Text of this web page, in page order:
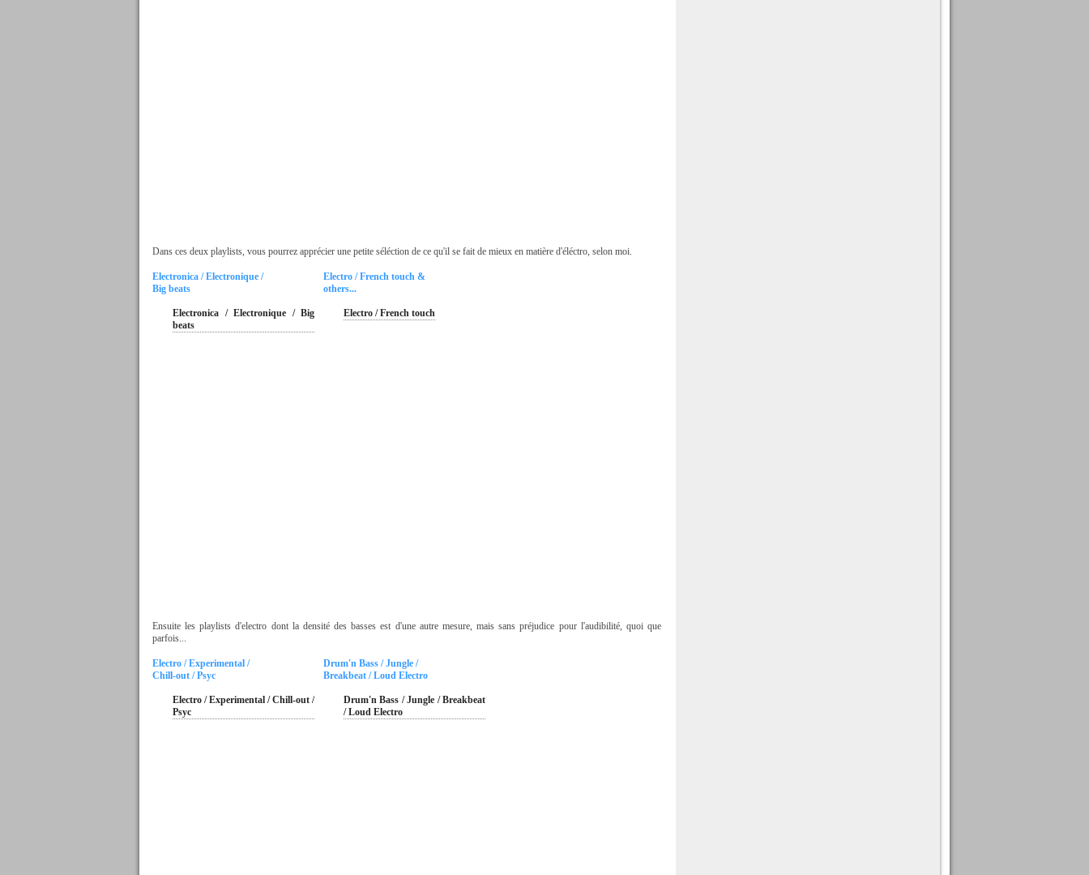
Dans ces deux playlists, vous pourrez apprécier une petite séléction de ce qu'il se fait de mieux en matière d'éléctro, selon moi.
Electronica / Electronique /
Big beats
Electronica / Electronique / Big
beats
Electro / French touch &
others...
Electro / French touch
Ensuite les playlists d'electro dont la densité des basses est d'une autre mesure, mais sans préjudice pour l'audibilité, quoi que
parfois...
Electro / Experimental /
Chill-out / Psyc
Electro / Experimental / Chill-out /
Psyc
Drum'n Bass / Jungle /
Breakbeat / Loud Electro
Drum'n Bass / Jungle / Breakbeat
/ Loud Electro